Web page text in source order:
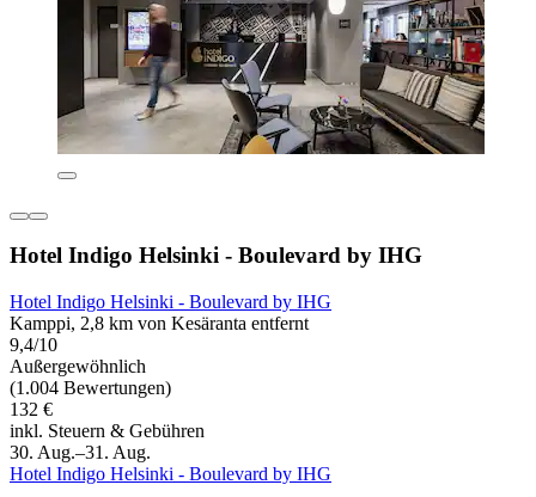
Hotel Indigo Helsinki - Boulevard by IHG
Hotel Indigo Helsinki - Boulevard by IHG
Kamppi, 2,8 km von Kesäranta entfernt
9,4/10
Außergewöhnlich
(1.004 Bewertungen)
132 €
inkl. Steuern & Gebühren
30. Aug.–31. Aug.
Hotel Indigo Helsinki - Boulevard by IHG